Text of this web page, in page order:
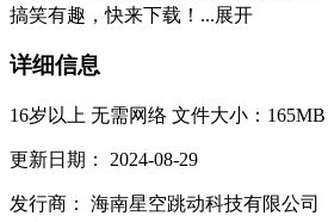
搞笑有趣，快来下载！...展开
详细信息
16岁以上 无需网络 文件大小：165MB
更新日期： 2024-08-29
发行商： 海南星空跳动科技有限公司